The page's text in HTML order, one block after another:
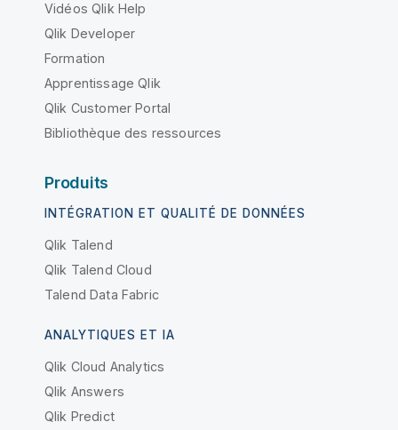
Vidéos Qlik Help
Qlik Developer
Formation
Apprentissage Qlik
Qlik Customer Portal
Bibliothèque des ressources
Produits
INTÉGRATION ET QUALITÉ DE DONNÉES
Qlik Talend
Qlik Talend Cloud
Talend Data Fabric
ANALYTIQUES ET IA
Qlik Cloud Analytics
Qlik Answers
Qlik Predict